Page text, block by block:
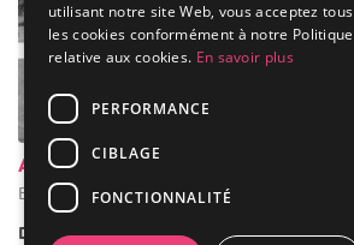
Abbaye De Nizelles
Braine-l'Alleud - Brabant wallon (WBR)
Demeure de caractère / Domaine
utilisant notre site Web, vous acceptez tous
les cookies conformément à notre Politique
relative aux cookies. En savoir plus
PERFORMANCE
CIBLAGE
FONCTIONNALITÉ